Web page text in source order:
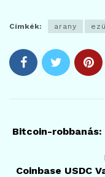
Címkék: arany
Bitcoin-
Coinbase USDC